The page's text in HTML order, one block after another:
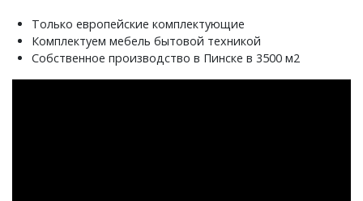
Только европейские комплектующие
Комплектуем мебель бытовой техникой
Собственное производство в Пинске в 3500 м2